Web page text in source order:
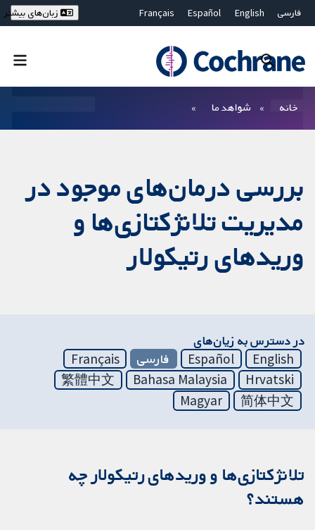
فارسی English
Español
Français
Bahasa Malaysia
ไทย
繁體中文
زبان‌های بیشتر
خانه شواهد ما
بررسی درمان‌های موجود در
مدیریت تلانژکتازی‌ها و
وریدهای رتیکولار
در دسترس به زیان‌های
English
Español فارسی
Français
Hrvatski
Bahasa Malaysia
繁體中文
简体中文
Magyar
تلانژکتازی‌ها و وریدهای رتیکولار چه
هستند؟